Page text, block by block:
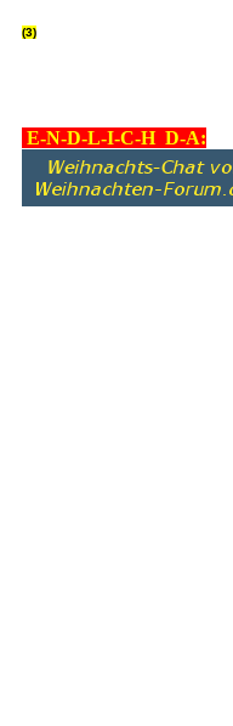
(3)
E-N-D-L-I-C-H D-A: